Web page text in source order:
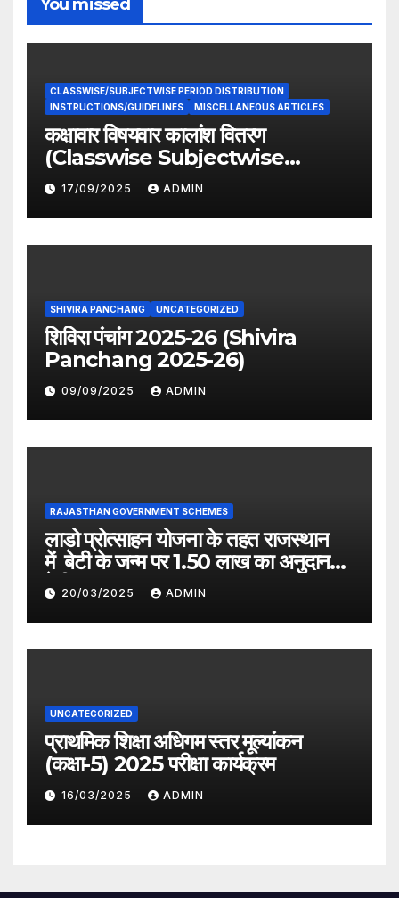
You missed
CLASSWISE/SUBJECTWISE PERIOD DISTRIBUTION
INSTRUCTIONS/GUIDELINES
MISCELLANEOUS ARTICLES
कक्षावार विषयवार कालांश वितरण
(Classwise Subjectwise
period distribution)
17/09/2025 ADMIN
SHIVIRA PANCHANG UNCATEGORIZED
शिविरा पंचांग 2025-26 (Shivira
Panchang 2025-26)
09/09/2025 ADMIN
RAJASTHAN GOVERNMENT SCHEMES
लाडो प्रोत्साहन योजना के तहत राजस्थान
में बेटी के जन्म पर 1.50 लाख का अनुदान
देगी सरकार
20/03/2025 ADMIN
UNCATEGORIZED
प्राथमिक शिक्षा अधिगम स्तर मूल्यांकन
(कक्षा-5) 2025 परीक्षा कार्यक्रम
16/03/2025 ADMIN